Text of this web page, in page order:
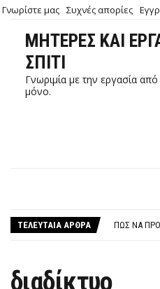
Γνωρίστε μας Συχνές απορίες
ΜΗΤΈΡΕΣ ΚΑΙ
ΣΠΊΤΙ
Γνωριμία με την εργασία από
μόνο.
ΤΕΛΕΥΤΑΊΑ ΆΡΘΡΑ
διαδίκτυο